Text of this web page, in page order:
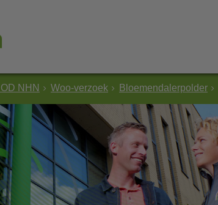
NHN Woo-verzoek Bloemendalerpolder